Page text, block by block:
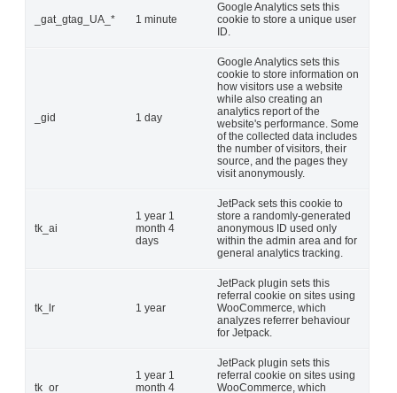
_gat_gtag_UA_* 1 minute
Google Analytics sets this
cookie to store a unique user
ID.
_gid 1 day
Google Analytics sets this
cookie to store information on
how visitors use a website
while also creating an
analytics report of the
website's performance. Some
of the collected data includes
the number of visitors, their
source, and the pages they
visit anonymously.
tk_ai
1 year 1
month 4
days
JetPack sets this cookie to
store a randomly-generated
anonymous ID used only
within the admin area and for
general analytics tracking.
tk_lr 1 year
JetPack plugin sets this
referral cookie on sites using
WooCommerce, which
analyzes referrer behaviour
for Jetpack.
tk_or
1 year 1
month 4
JetPack plugin sets this
referral cookie on sites using
WooCommerce, which